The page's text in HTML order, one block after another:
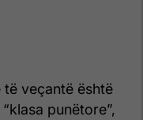
të veçantë është
punëtore”,